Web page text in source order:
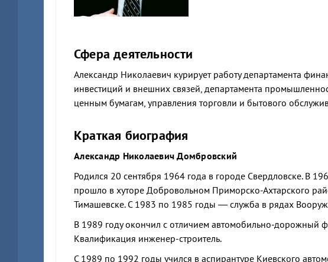
Сфера деятельности
Александр Николаевич курирует работу департамента
инвестиций и внешних связей, департамента
ценным бумагам, управления торговли и бытового
Краткая биография
Александр Николаевич Домбровский
Родился 20 сентября 1964 года в городе Свердловске. В
прошло в хуторе Добровольном Приморско-Ахтарского
Тимашевске. С 1983 по 1985 годы — служба в рядах
В 1989 году окончил с отличием автомобильно-дорожный
Квалификация инженер-строитель.
С 1989 по 1992 годы учился в аспирантуре Киевского